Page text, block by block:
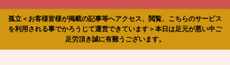
孤立＜お客様皆様が掲載の記事等へアクセス、閲覧、こちらのサービス
を利用される事でかろうじて運営できています＞本日は足元が悪い中ご
足労頂き誠に有難うございます。